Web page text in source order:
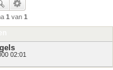
1 van 1
02:01